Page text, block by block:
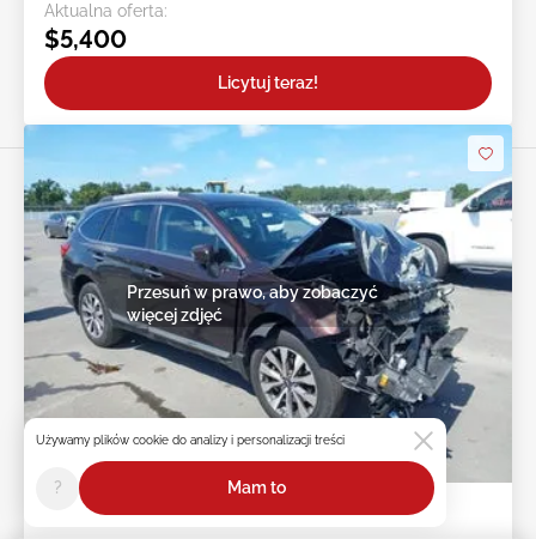
Aktualna oferta:
$5,400
Licytuj teraz!
Przesuń w prawo, aby zobaczyć
więcej zdjęć
2017 SUBARU Outback 2.5L
Używamy plików cookie do analizy i personalizacji treści
? Mam to